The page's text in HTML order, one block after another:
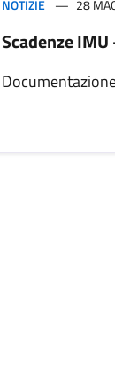
NOTIZIE 28
Scadenze